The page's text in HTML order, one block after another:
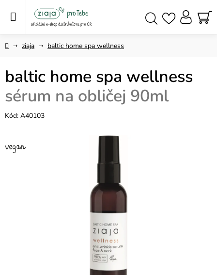
Domůziaja baltic home spa wellness
baltic home spa wellness
sérum na obličej 90ml
Kód: A40103